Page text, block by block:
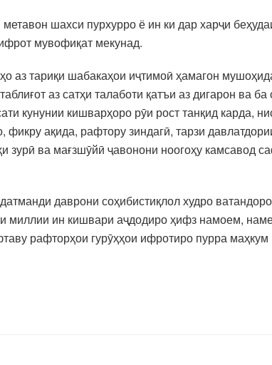
шахси пурхурро ё ин ки дар харҷи
мувофиқат мекунад.
аз тариқи шабакаҳои иҷтимоӣ ҳамагон
аз сатҳи талаботи қатъи аз дигарон ва
кунунии кишварҳоро рӯи рост танқид
фикру ақида, рафтору зиндагӣ, тарзи
зурӣ ва мағзшӯйӣ ҷавонони ноогоҳу камсавод
даврони соҳибистиқлол худро
миллии ин кишвари аҷдодиро ҳифз намоем,
рафторҳои гурӯҳҳои ифротиро пурра